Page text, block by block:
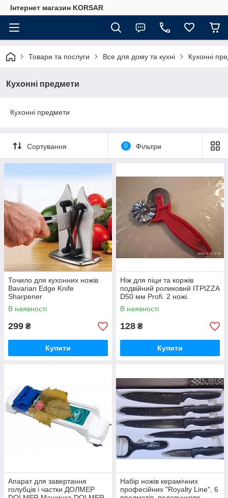
Iнтернет магазин KORSAR
Товари та послуги Все для дому та кухні Кухонні
Кухонні предмети
Кухонні предмети
Сортування 0 Фільтри
Точило для кухонних ножів
Bavarian Edge Knife
Sharpener
В наявності
299 ₴
Купити
Ніж для піци та коржів
подвійний роликовий ITPIZZA
D50 мм Profi. 2 ножі.
Тісторізка. Ніж для тіста.
В наявності
128 ₴
Купити
Апарат для завертання
голубців і частки ДОЛМЕР
Набір ножів керамічних
професійних "Royalty Line", 6